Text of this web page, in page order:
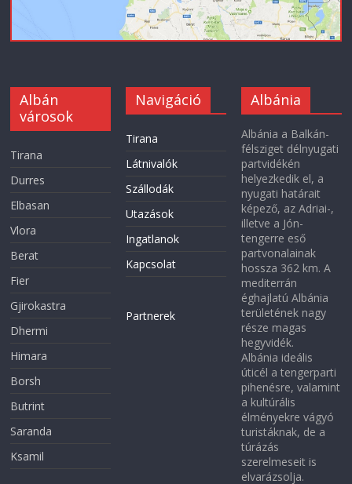
Albán
városok
Tirana
Durres
Elbasan
Vlora
Berat
Fier
Gjirokastra
Dhermi
Himara
Borsh
Butrint
Saranda
Ksamil
Navigáció
Tirana
Látnivalók
Szállodák
Utazások
Ingatlanok
Kapcsolat
Partnerek
Albánia
Albánia a Balkán-
félsziget délnyugati
partvidékén
helyezkedik el, a
nyugati határait
képező, az Adriai-,
illetve a Jón-
tengerre eső
partvonalainak
hossza 362 km. A
mediterrán
éghajlatú Albánia
területének nagy
része magas
hegyvidék.
Albánia ideális
úticél a tengerparti
pihenésre, valamint
a kultúrális
élményekre vágyó
turistáknak, de a
túrázás
szerelmeseit is
elvarázsolja.